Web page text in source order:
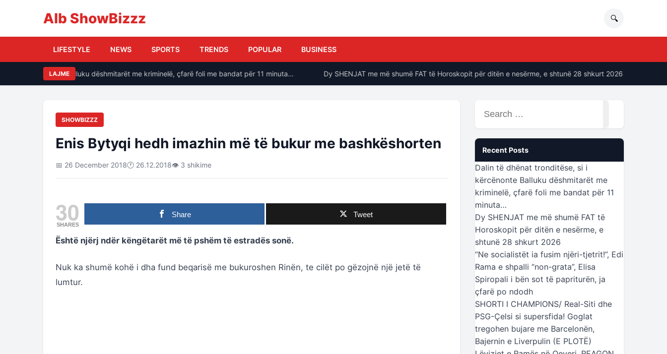
Alb ShowBizzz 🔍
LIFESTYLE NEWS SPORTS TRENDS POPULAR BUSINESS
LAJME
si i kërcënonte Balluku dëshmitarët me kriminelë, çfarë foli me bandat për 11 minuta… Dy SHENJAT me më shumë FAT të Horoskopit për ditën e nesërme, e shtunë 28 shkurt 2026
SHOWBIZZZ
Enis Bytyqi hedh imazhin më të bukur me bashkëshorten
📅 26 December 2018🕐 26.12.2018👁 3 shikime
30
SHARES
Share Tweet
Është njërj ndër këngëtarët më të pshëm të estradës sonë.
Nuk ka shumë kohë i dha fund beqarisë me bukuroshen Rinën, te cilët po gëzojnë një jetë të
lumtur.
for:
Recent Posts
Dalin të dhënat tronditëse, si i
kërcënonte Balluku dëshmitarët me
kriminelë, çfarë foli me bandat për 11
minuta…
Dy SHENJAT me më shumë FAT të
Horoskopit për ditën e nesërme, e
shtunë 28 shkurt 2026
“Ne socialistët ia fusim njëri-tjetrit!”, Edi
Rama e shpalli “non-grata”, Elisa
Spiropali i bën sot të papriturën, ja
çfarë po ndodh
SHORTI I CHAMPIONS/ Real-Siti dhe
PSG-Çelsi si supersfida! Goglat
tregohen bujare me Barcelonën,
Bajernin e Liverpulin (E PLOTË)